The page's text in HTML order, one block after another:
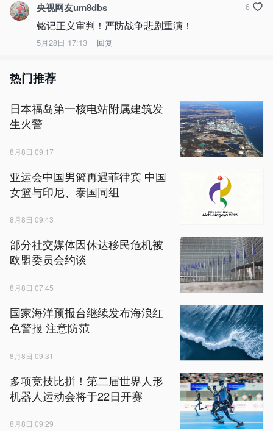
央视网友um8dbs
铭记正义审判！严防战争悲剧重演！
5月28日 17:13 回复
6
热门推荐
日本福岛第一核电站附属建筑发
生火警
8月8日 09:17
亚运会中国男篮再遇菲律宾 中国
女篮与印尼、泰国同组
8月8日 09:43
部分社交媒体因休达移民危机被
欧盟委员会约谈
8月8日 07:45
国家海洋预报台继续发布海浪红
色警报 注意防范
8月8日 09:31
多项竞技比拼！第二届世界人形
机器人运动会将于22日开赛
8月8日 09:29